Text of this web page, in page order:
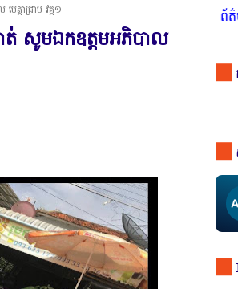
តាជ្រាប វគ្គ១
សូមឯកឧត្តមអភិបាល
* គេហទំព័រ ស៊ីអេចអធីវីអនឡាញ ជាព័ត៌មានពិ